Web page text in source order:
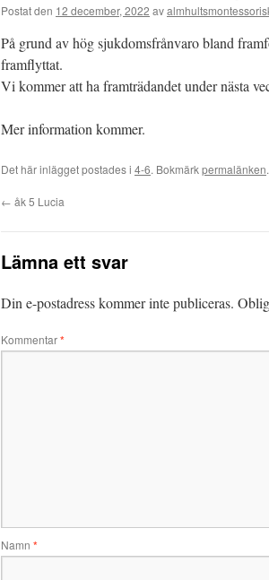
Postat den 12 december, 2022 av
På grund av hög sjukdomsfrånvaro bland
framflyttat.
Vi kommer att ha framträdandet under nästa
Mer information kommer.
Det här inlägget postades i 4-6. Bokmärkpermalänken.
← åk 5 Lucia
Lämna ett svar
Din e-postadress kommer inte publiceras.
Kommentar*
Namn *